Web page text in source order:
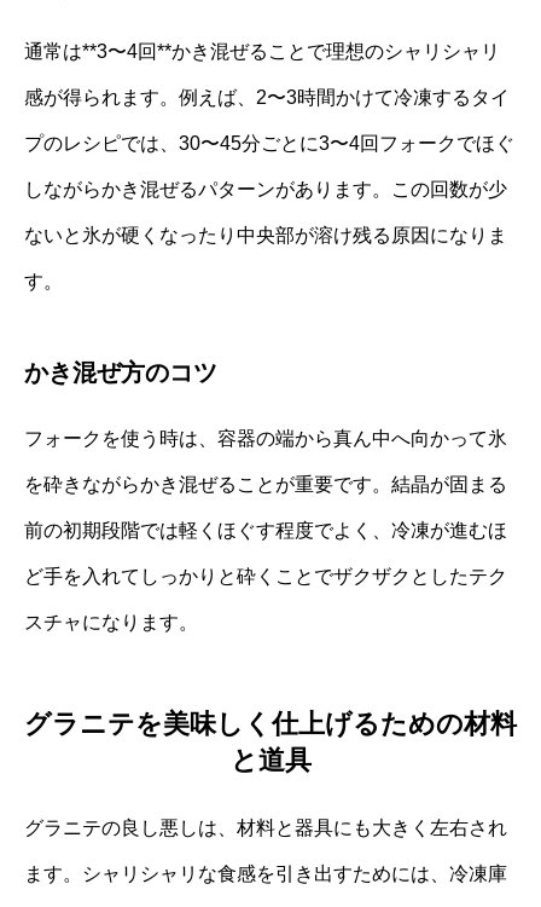
通常は**3〜4回**かき混ぜることで理想のシャリシャリ
感が得られます。例えば、2〜3時間かけて冷凍するタイ
プのレシピでは、30〜45分ごとに3〜4回フォークでほぐ
しながらかき混ぜるパターンがあります。この回数が少
ないと氷が硬くなったり中央部が溶け残る原因になりま
す。
かき混ぜ方のコツ
フォークを使う時は、容器の端から真ん中へ向かって氷
を砕きながらかき混ぜることが重要です。結晶が固まる
前の初期段階では軽くほぐす程度でよく、冷凍が進むほ
ど手を入れてしっかりと砕くことでザクザクとしたテク
スチャになります。
グラニテを美味しく仕上げるための材料
と道具
グラニテの良し悪しは、材料と器具にも大きく左右され
ます。シャリシャリな食感を引き出すためには、冷凍庫